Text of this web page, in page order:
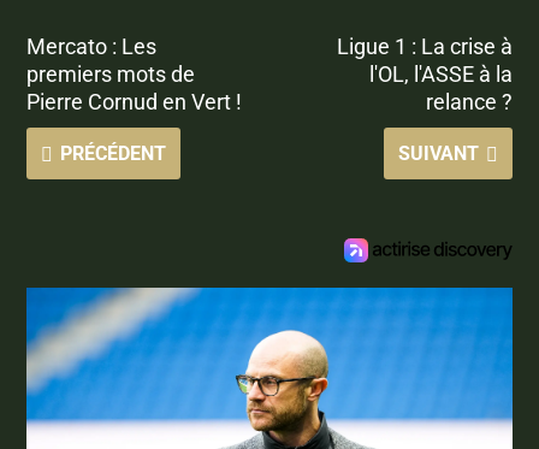
Mercato : Les
premiers mots de
Pierre Cornud en Vert !
PRÉCÉDENT
Ligue 1 : La crise à
l'OL, l'ASSE à la
relance ?
SUIVANT